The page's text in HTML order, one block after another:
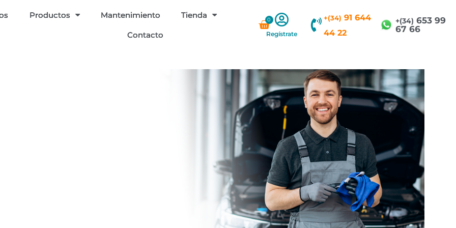
Productos Mantenimiento Tienda
Contacto
0
Carrito
Regístrate
+(34) 91 644
44 22
+(34) 653 99
67 66